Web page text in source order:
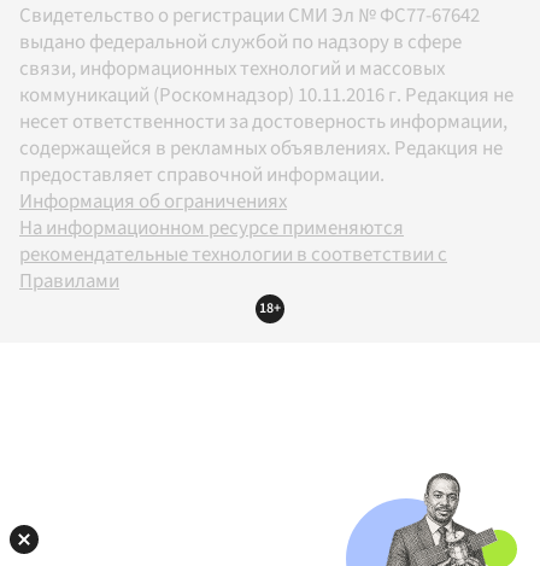
Свидетельство о регистрации СМИ Эл № ФС77-67642
выдано федеральной службой по надзору в сфере
связи, информационных технологий и массовых
коммуникаций (Роскомнадзор) 10.11.2016 г. Редакция не
несет ответственности за достоверность информации,
содержащейся в рекламных объявлениях. Редакция не
предоставляет справочной информации.
Информация об ограничениях
На информационном ресурсе применяются
рекомендательные технологии в соответствии с
Правилами
18+